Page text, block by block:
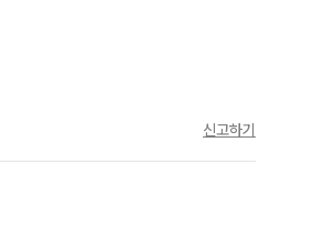
신고하기